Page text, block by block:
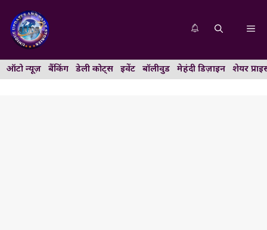
content
ऑटो न्यूज़ बैंकिंग डेली कोट्स इवेंट बॉलीवुड मेहंदी डिज़ाइन शेयर